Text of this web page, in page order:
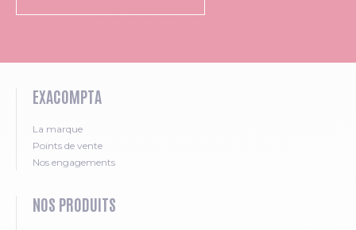
EXACOMPTA
La marque
Points de vente
Nos engagements
NOS PRODUITS